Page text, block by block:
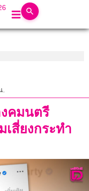
.
คมนตรี
สี่ยงกระทำ